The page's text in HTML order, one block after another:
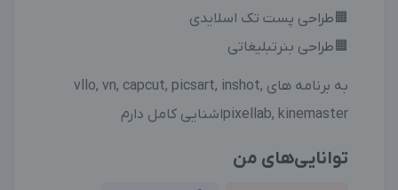
🟧طراحی پست تک اسلایدی
🟧طراحی بنرتبلیغاتی
به برنامه های vllo, vn, capcut, picsart, inshot,
pixellab, kinemasterاشنایی کامل دارم
توانایی‌های من